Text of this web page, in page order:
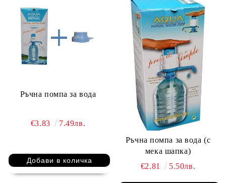
Ръчна помпа за вода
€3.83 7.49лв.
Ръчна помпа за вода (с
мека шапка)
€2.81
5.50лв.